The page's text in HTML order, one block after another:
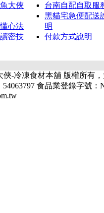
大俠
心法
密技
台南自配自取服
黑貓宅急便配送
明
付款方式說明
俠-冷凍食材本舖 版權所有
食品業登錄字號：